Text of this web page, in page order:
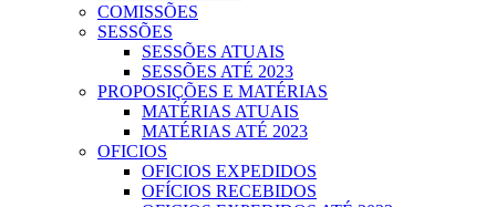
COMISSÕES
SESSÕES
SESSÕES ATUAIS
SESSÕES ATÉ 2023
PROPOSIÇÕES E MATÉRIAS
MATÉRIAS ATUAIS
MATÉRIAS ATÉ 2023
OFICIOS
OFICIOS EXPEDIDOS
OFÍCIOS RECEBIDOS